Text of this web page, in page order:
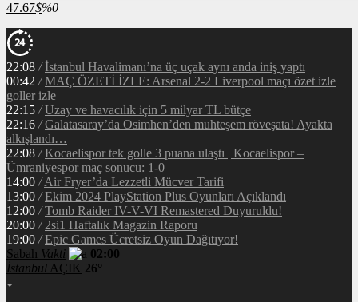
47.67$%0
22:08 / İstanbul Havalimanı’na üç uçak aynı anda iniş yaptı
00:42 / MAÇ ÖZETİ İZLE: Arsenal 2-2 Liverpool maçı özet izle
goller izle
22:15 / Uzay ve havacılık için 5 milyar TL bütçe
22:16 / Galatasaray’da Osimhen’den muhteşem röveşata! Ayakta
alkışlandı…
22:08 / Kocaelispor tek golle 3 puana ulaştı | Kocaelispor –
Ümraniyespor maç sonucu: 1-0
14:00 / Air Fryer’da Lezzetli Mücver Tarifi
13:00 / Ekim 2024 PlayStation Plus Oyunları Açıklandı
12:00 / Tomb Raider IV-V-VI Remastered Duyuruldu!
20:00 / 2si1 Haftalık Magazin Raporu
19:00 / Epic Games Ücretsiz Oyun Dağıtıyor!
Sabah Vakti
02:00
İstanbul AÇIK 26°